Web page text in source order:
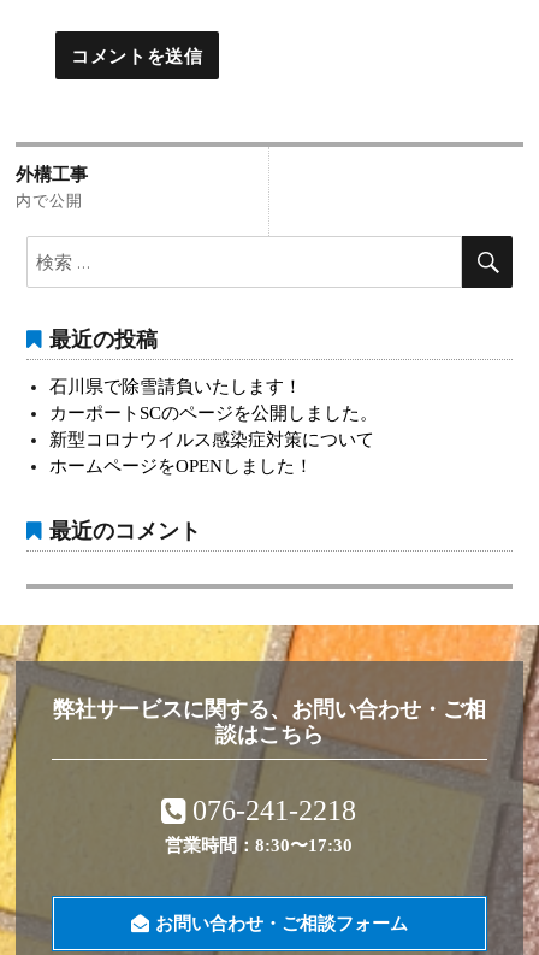
投
稿
ナ
ビ
ゲ
ー
シ
ョ
外構工事
内で公開
索:
最近の投稿
石川県で除雪請負いたします！
カーポートSCのページを公開しました。
新型コロナウイルス感染症対策について
ホームページをOPENしました！
最近のコメント
弊社サービスに関する、お問い合わせ・ご相
談はこちら
076-241-2218
営業時間：8:30〜17:30
お問い合わせ・ご相談フォーム